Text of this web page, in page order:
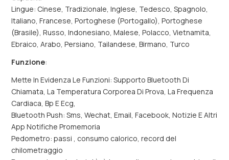
Lingue: Cinese, Tradizionale, Inglese, Tedesco, Spagnolo,
Italiano, Francese, Portoghese (Portogallo), Portoghese
(Brasile), Russo, Indonesiano, Malese, Polacco, Vietnamita,
Ebraico, Arabo, Persiano, Tailandese, Birmano, Turco
Funzione:
Mette In Evidenza Le Funzioni: Supporto Bluetooth Di
Chiamata, La Temperatura Corporea Di Prova, La Frequenza
Cardiaca, Bp E Ecg,
Bluetooth Push: Sms, Wechat, Email, Facebook, Notizie E Altri
App Notifiche Promemoria
Pedometro: passi , consumo calorico, record del
chilometraggio